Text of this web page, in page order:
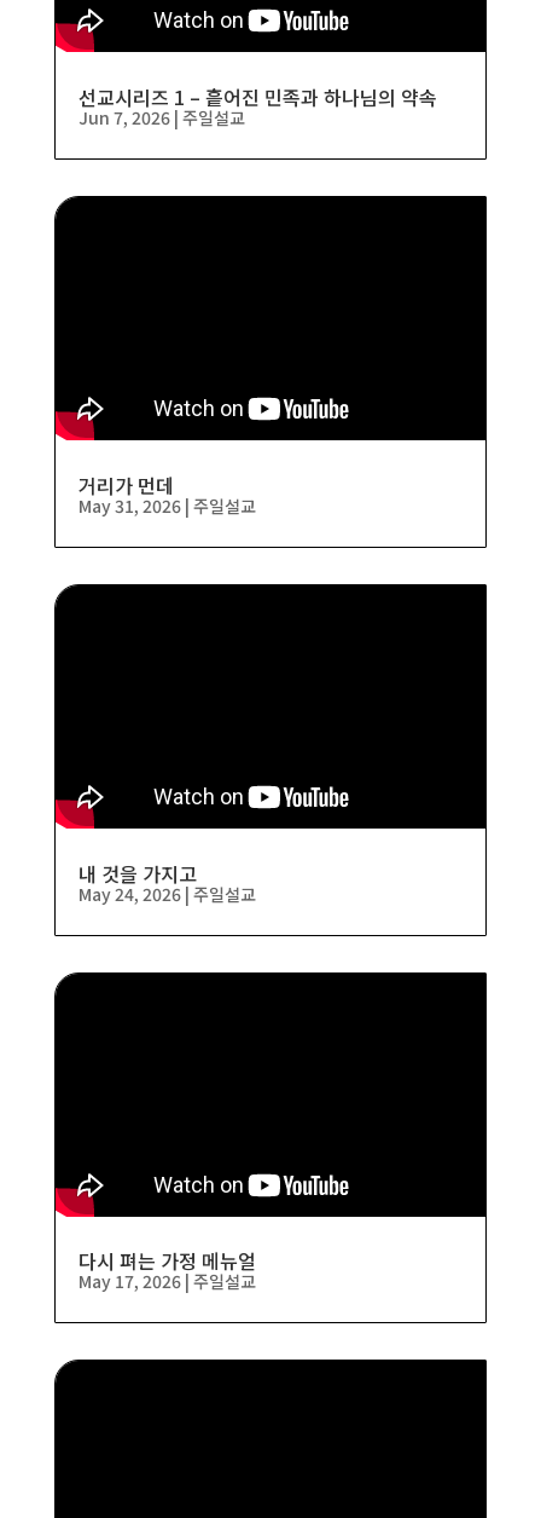
선교시리즈 1 – 흩어진 민족과 하나님의 약속
Jun 7, 2026| 주일설교
거리가 먼데
May 31, 2026| 주일설교
내 것을 가지고
May 24, 2026| 주일설교
다시 펴는 가정 메뉴얼
May 17, 2026| 주일설교